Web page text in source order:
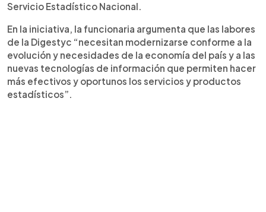
Servicio Estadístico Nacional.
En la iniciativa, la funcionaria argumenta que las labores
de la Digestyc “necesitan modernizarse conforme a la
evolución y necesidades de la economía del país y a las
nuevas tecnologías de información que permiten hacer
más efectivos y oportunos los servicios y productos
estadísticos”.